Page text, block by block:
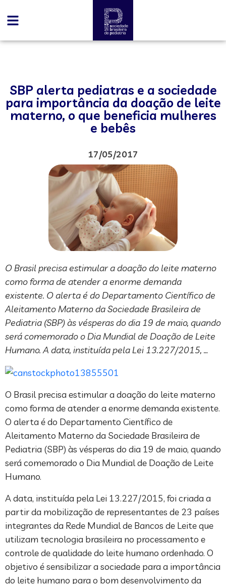
SBP alerta pediatras e a sociedade
para importância da doação de leite
materno, o que beneficia mulheres
e bebês
17/05/2017
O Brasil precisa estimular a doação do leite materno
como forma de atender a enorme demanda
existente. O alerta é do Departamento Científico de
Aleitamento Materno da Sociedade Brasileira de
Pediatria (SBP) às vésperas do dia 19 de maio, quando
será comemorado o Dia Mundial de Doação de Leite
Humano. A data, instituída pela Lei 13.227/2015, …
O Brasil precisa estimular a doação do leite materno
como forma de atender a enorme demanda existente.
O alerta é do Departamento Científico de
Aleitamento Materno da Sociedade Brasileira de
Pediatria (SBP) às vésperas do dia 19 de maio, quando
será comemorado o Dia Mundial de Doação de Leite
Humano.
A data, instituída pela Lei 13.227/2015, foi criada a
partir da mobilização de representantes de 23 países
integrantes da Rede Mundial de Bancos de Leite que
utilizam tecnologia brasileira no processamento e
controle de qualidade do leite humano ordenhado. O
objetivo é sensibilizar a sociedade para a importância
do leite humano para o bom desenvolvimento da